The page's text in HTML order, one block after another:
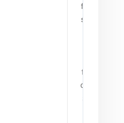
similaires,
fabricant.
ou ne peut